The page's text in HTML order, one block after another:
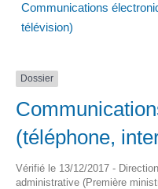
Communications
télévision)
Dossier
(téléphone,
Vérifié le 13/12/2017 -
administrative (Première